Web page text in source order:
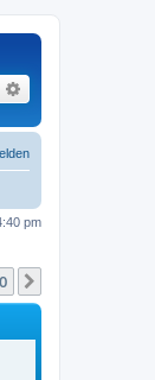
Suche
pm